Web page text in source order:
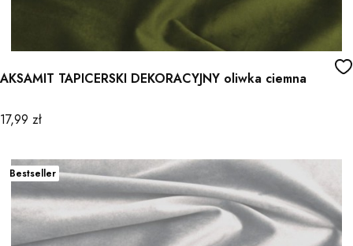
AKSAMIT TAPICERSKI DEKORACYJNY oliwka ciemna
Cena
17,99 zł
Bestseller